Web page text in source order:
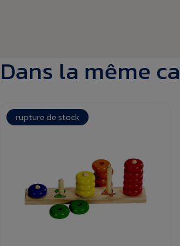
Dans la même
rupture de stock